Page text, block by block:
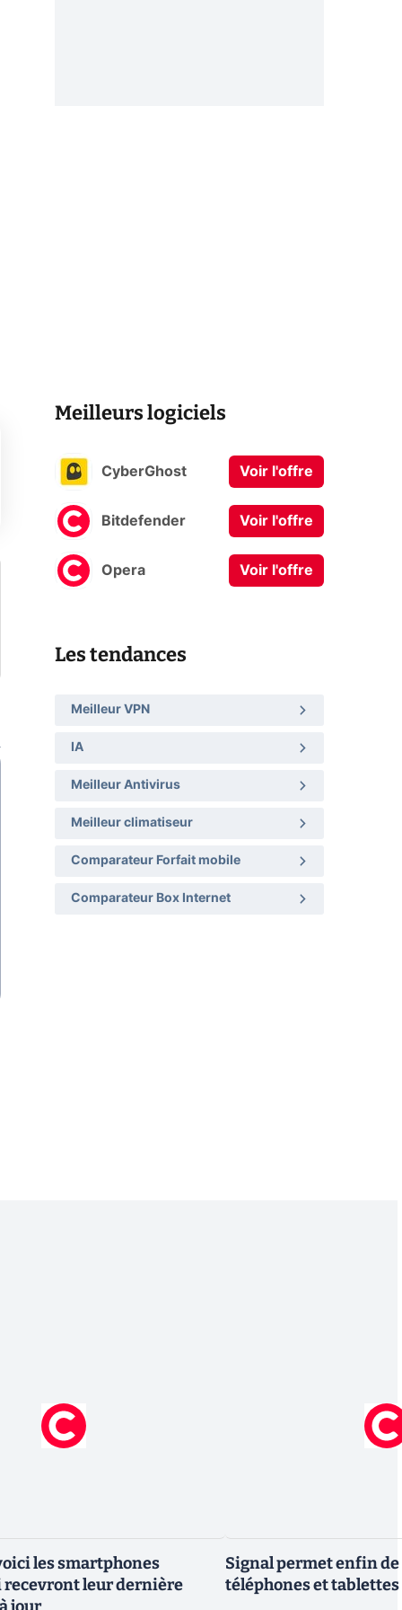
Meilleurs logiciels
CyberGhost Voir l'offre
Bitdefender Voir l'offre
Opera Voir l'offre
Les tendances
Meilleur VPN
IA
Meilleur Antivirus
Meilleur climatiseur
Comparateur Forfait mobile
Comparateur Box Internet
les smartphones
recevront leur dernière
Signal permet enfin
téléphones et tablettes